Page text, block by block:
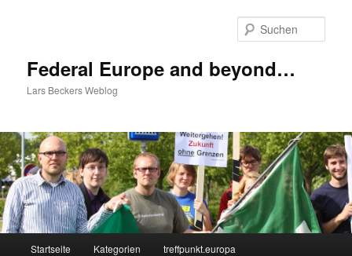
Federal Europe and beyond…
Lars Beckers Weblog
Startseite Kategorien treffpunkt.europa